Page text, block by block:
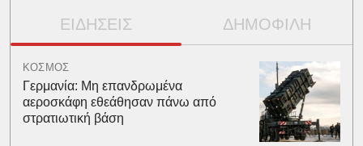
ΕΙΔΗΣΕΙΣ ΔΗΜΟΦΙΛΗ
ΚΟΣΜΟΣ
Γερμανία: Μη επανδρωμένα
αεροσκάφη εθεάθησαν πάνω από
στρατιωτική βάση